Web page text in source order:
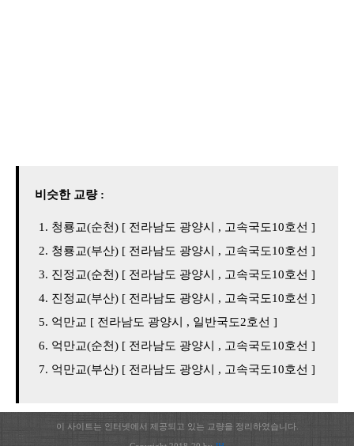
비슷한 교량 :
청룡교(순천) [ 전라남도 광양시 , 고속국도10호선 ]
청룡교(부산) [ 전라남도 광양시 , 고속국도10호선 ]
진정교(순천) [ 전라남도 광양시 , 고속국도10호선 ]
진정교(부산) [ 전라남도 광양시 , 고속국도10호선 ]
억만교 [ 전라남도 광양시 , 일반국도2호선 ]
억만교(순천) [ 전라남도 광양시 , 고속국도10호선 ]
억만교(부산) [ 전라남도 광양시 , 고속국도10호선 ]
이 사이트는 인터넷에서 제공되고 있는 교량을 정리하였습니다.